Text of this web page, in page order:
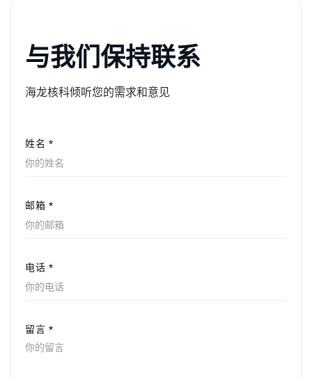
与我们保持联系
海龙核科倾听您的需求和意见
姓名 *
邮箱 *
电话 *
留言 *